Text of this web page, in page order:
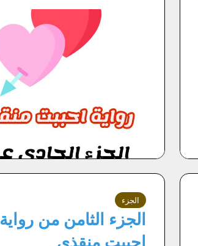
الجزء
الجزء الثامن من رواية